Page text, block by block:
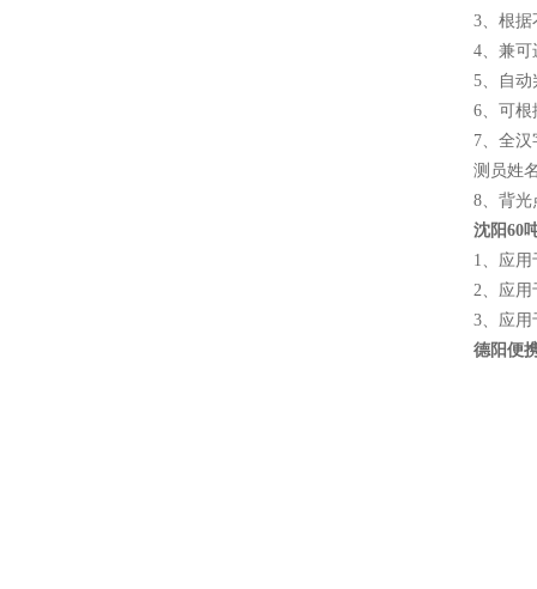
3、根
4、兼可
5、自动
6、可根
7、全
测员姓
8、背光
沈阳60
1、应
2、应用
3、应用
德阳便